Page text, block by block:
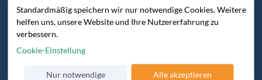
Standardmäßig speichern wir nur notwendige Cookies. Weitere
helfen uns, unsere Website und Ihre Nutzererfahrung zu
verbessern.
Cookie-Einstellung
Nur notwendige Alle akzeptieren